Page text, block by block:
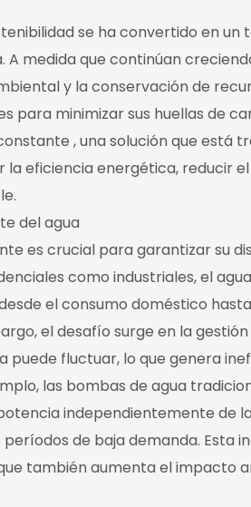
se ha convertido en
A medida que continúan
y la conservación de
minimizar sus huellas de
, una solución que está
eficiencia energética, reducir
del agua
es crucial para garantizar su
como industriales, el
el consumo doméstico
el desafío surge en la
puede fluctuar, lo que genera
las bombas de agua
independientemente de
de baja demanda. Esta
también aumenta el impacto